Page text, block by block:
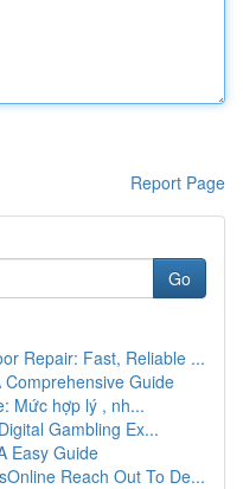
Report Page
Go
Repair: Fast, Reliable ...
Guide
Mức hợp lý , nh...
Gambling Ex...
Easy Guide
Reach Out To De...